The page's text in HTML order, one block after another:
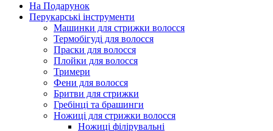
На Подарунок
Перукарські інструменти
Машинки для стрижки волосся
Термобігуді для волосся
Праски для волосся
Плойки для волосся
Тримери
Фени для волосся
Бритви для стрижки
Гребінці та брашинги
Ножиці для стрижки волосся
Ножиці філірувальні